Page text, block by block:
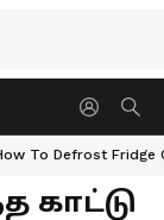
To Defrost Fridge
காட்டு